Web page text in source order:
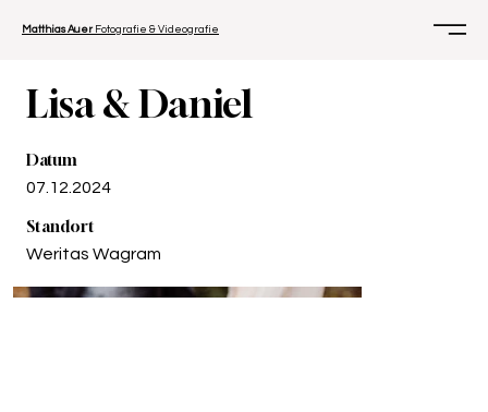
Matthias AuerFotografie & Videografie
Lisa & Daniel
Datum
07.12.2024
Standort
Weritas Wagram